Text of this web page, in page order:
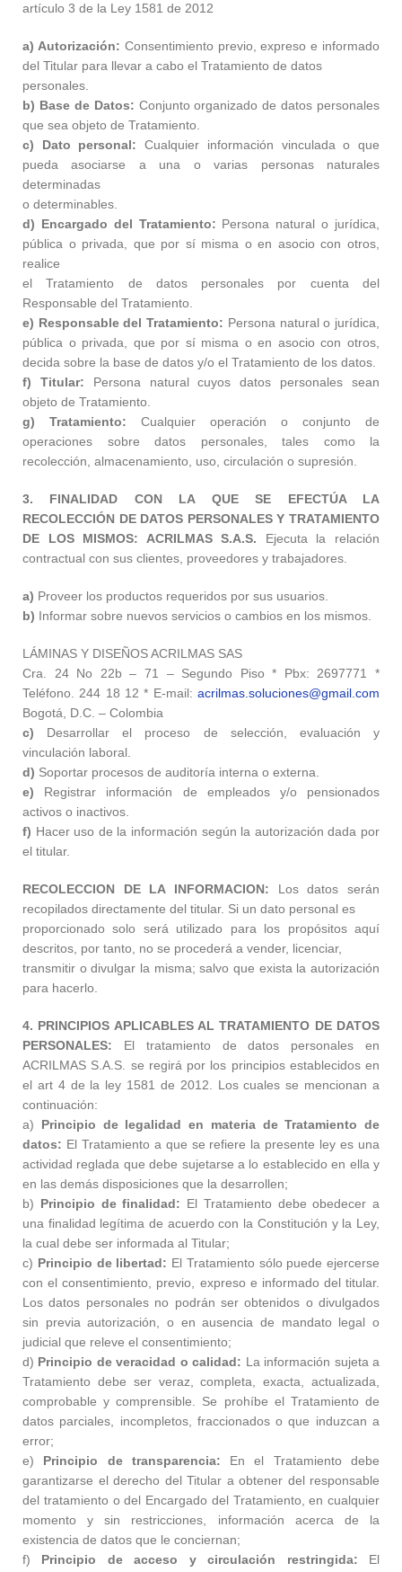
artículo 3 de la Ley 1581 de 2012
a) Autorización: Consentimiento previo, expreso e informado
del Titular para llevar a cabo el Tratamiento de datos
personales.
b) Base de Datos: Conjunto organizado de datos personales
que sea objeto de Tratamiento.
c) Dato personal: Cualquier información vinculada o que
pueda asociarse a una o varias personas naturales
determinadas
o determinables.
d) Encargado del Tratamiento: Persona natural o jurídica,
pública o privada, que por sí misma o en asocio con otros,
realice
el Tratamiento de datos personales por cuenta del
Responsable del Tratamiento.
e) Responsable del Tratamiento: Persona natural o jurídica,
pública o privada, que por sí misma o en asocio con otros,
decida sobre la base de datos y/o el Tratamiento de los datos.
f) Titular: Persona natural cuyos datos personales sean
objeto de Tratamiento.
g) Tratamiento: Cualquier operación o conjunto de
operaciones sobre datos personales, tales como la
recolección, almacenamiento, uso, circulación o supresión.
3. FINALIDAD CON LA QUE SE EFECTÚA LA
RECOLECCIÓN DE DATOS PERSONALES Y TRATAMIENTO
DE LOS MISMOS: ACRILMAS S.A.S. Ejecuta la relación
contractual con sus clientes, proveedores y trabajadores.
a) Proveer los productos requeridos por sus usuarios.
b) Informar sobre nuevos servicios o cambios en los mismos.
LÁMINAS Y DISEÑOS ACRILMAS SAS
Cra. 24 No 22b – 71 – Segundo Piso * Pbx: 2697771 *
Teléfono. 244 18 12 * E-mail: acrilmas.soluciones@gmail.com
Bogotá, D.C. – Colombia
c) Desarrollar el proceso de selección, evaluación y
vinculación laboral.
d) Soportar procesos de auditoría interna o externa.
e) Registrar información de empleados y/o pensionados
activos o inactivos.
f) Hacer uso de la información según la autorización dada por
el titular.
RECOLECCION DE LA INFORMACION: Los datos serán
recopilados directamente del titular. Si un dato personal es
proporcionado solo será utilizado para los propósitos aquí
descritos, por tanto, no se procederá a vender, licenciar,
transmitir o divulgar la misma; salvo que exista la autorización
para hacerlo.
4. PRINCIPIOS APLICABLES AL TRATAMIENTO DE DATOS
PERSONALES: El tratamiento de datos personales en
ACRILMAS S.A.S. se regirá por los principios establecidos en
el art 4 de la ley 1581 de 2012. Los cuales se mencionan a
continuación:
a) Principio de legalidad en materia de Tratamiento de
datos: El Tratamiento a que se refiere la presente ley es una
actividad reglada que debe sujetarse a lo establecido en ella y
en las demás disposiciones que la desarrollen;
b) Principio de finalidad: El Tratamiento debe obedecer a
una finalidad legítima de acuerdo con la Constitución y la Ley,
la cual debe ser informada al Titular;
c) Principio de libertad: El Tratamiento sólo puede ejercerse
con el consentimiento, previo, expreso e informado del titular.
Los datos personales no podrán ser obtenidos o divulgados
sin previa autorización, o en ausencia de mandato legal o
judicial que releve el consentimiento;
d) Principio de veracidad o calidad: La información sujeta a
Tratamiento debe ser veraz, completa, exacta, actualizada,
comprobable y comprensible. Se prohíbe el Tratamiento de
datos parciales, incompletos, fraccionados o que induzcan a
error;
e) Principio de transparencia: En el Tratamiento debe
garantizarse el derecho del Titular a obtener del responsable
del tratamiento o del Encargado del Tratamiento, en cualquier
momento y sin restricciones, información acerca de la
existencia de datos que le conciernan;
f) Principio de acceso y circulación restringida: El